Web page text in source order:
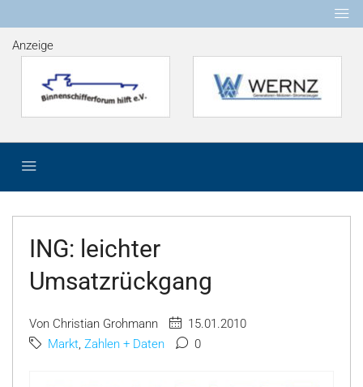
Anzeige
ING: leichter
Umsatzrückgang
Von Christian Grohmann
15.01.2010
Markt, Zahlen + Daten 0